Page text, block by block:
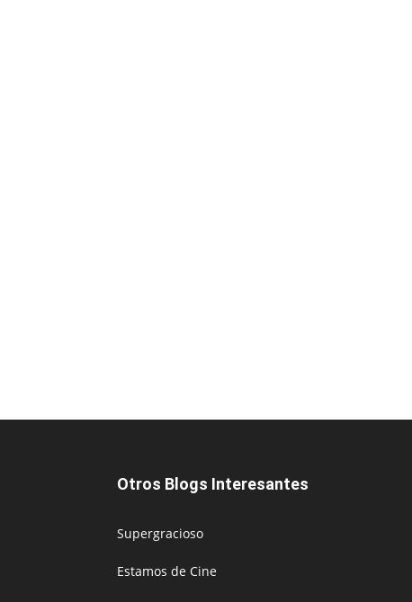
Otros Blogs Interesantes
Supergracioso
Estamos de Cine